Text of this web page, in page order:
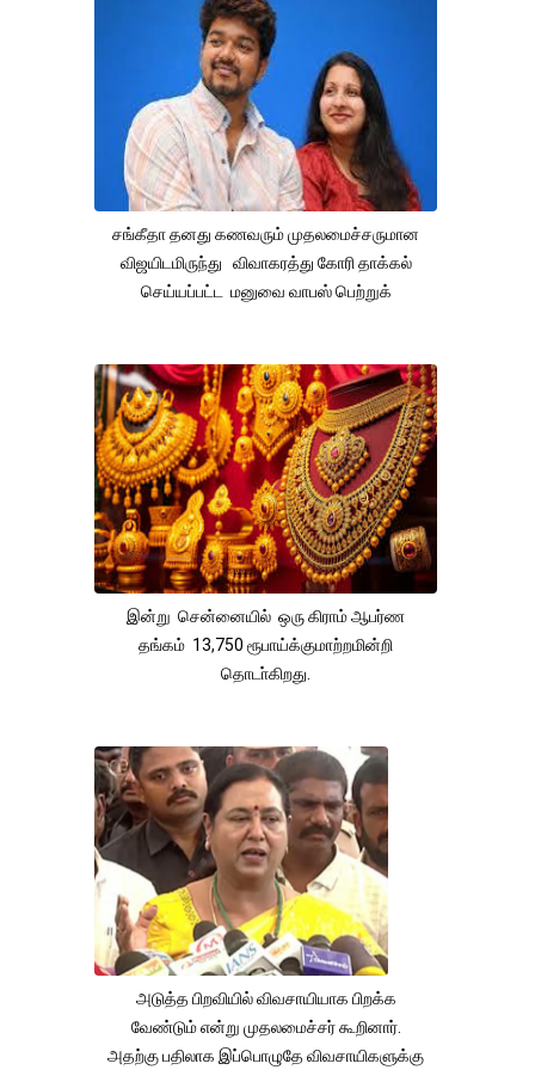
சங்கீதா தனது கணவரும் முதலமைச்சருமான
விஜயிடமிருந்து விவாகரத்து கோரி தாக்கல்
செய்யப்பட்ட மனுவை வாபஸ் பெற்றுக்
இன்று சென்னையில் ஒரு கிராம் ஆபர்ண
தங்கம் 13,750 ரூபாய்க்குமாற்றமின்றி
தொடா்கிறது.
அடுத்த பிறவியில் விவசாயியாக பிறக்க
வேண்டும் என்று முதலமைச்சர் கூறினார்.
அதற்கு பதிலாக இப்பொழுதே விவசாயிகளுக்கு